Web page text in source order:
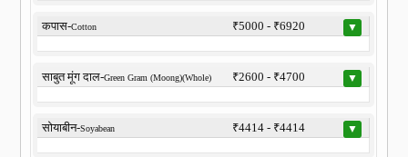
कपास-Cotton ₹5000 - ₹6920 ▼
साबुत मूंग दाल-Green Gram (Moong)(Whole) ₹2600 - ₹4700 ▼
सोयाबीन-Soyabean ₹4414 - ₹4414 ▼